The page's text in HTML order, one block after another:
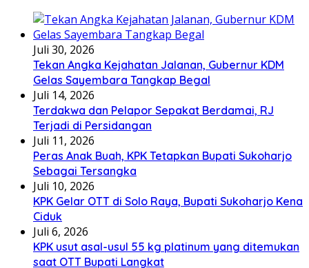
Juli 30, 2026
Tekan Angka Kejahatan Jalanan, Gubernur KDM
Gelas Sayembara Tangkap Begal
Juli 14, 2026
Terdakwa dan Pelapor Sepakat Berdamai, RJ
Terjadi di Persidangan
Juli 11, 2026
Peras Anak Buah, KPK Tetapkan Bupati Sukoharjo
Sebagai Tersangka
Juli 10, 2026
KPK Gelar OTT di Solo Raya, Bupati Sukoharjo Kena
Ciduk
Juli 6, 2026
KPK usut asal-usul 55 kg platinum yang ditemukan
saat OTT Bupati Langkat